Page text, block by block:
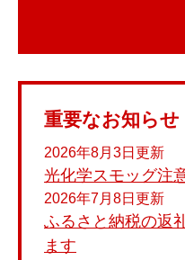
本日、環境省及び気
厳しい暑さが予想さ
エアコンを活用するな
う。
また、屋外で作業す
や水分補給、通気性の
管理に努めましょう。
問合せ先
危機管理課 04-7093-
ートが発表されました
厳しい暑さが予想さ
まっています。
外出はできるだけ控
エアコンを活用するな
う。
また、屋外で作業す
や水分補給、通気性
管理に努めましょう。
重要なお知らせ
2026年8月3日更新
光化学スモッグ注
2026年7月8日更新
ふるさと納税の返
ます